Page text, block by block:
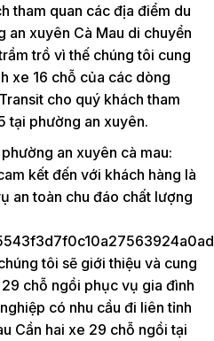
tham quan các địa điểm du
an xuyên Cà Mau di chuyển
trồ vì thế chúng tôi cung
xe 16 chỗ của các dòng
cho quý khách tham
tại phường an xuyên.
an xuyên cà mau:
kết đến với khách hàng là
an toàn chu đáo chất lượng
tôi sẽ giới thiệu và cung
chỗ ngồi phục vụ gia đình
có nhu cầu đi liên tỉnh
Cần hai xe 29 chỗ ngồi tại